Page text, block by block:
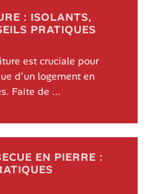
: ISOLANTS,
PRATIQUES
est cruciale pour
d'un logement en
Faite de ...
EN PIERRE :